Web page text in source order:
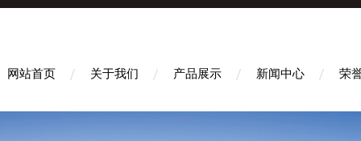
网站首页 关于我们 产品展示 新闻中心 荣